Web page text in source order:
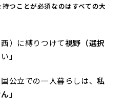
つことが必須なのはすべての大
）に縛りつけて視野（選択
」
公立での一人暮らしは、私
」